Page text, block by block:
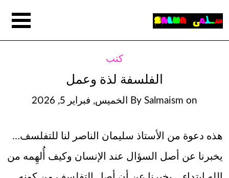
كتب
الفلسفة لذة وعمل
By Salmaism on الخميس, فبراير 5, 2026
هذه دعوة من الأستاذ سليمان الناصر لنا للتفلسف…
يخبرنا عن أصل السؤال عند الإنسان وكيف أُلهِمه من